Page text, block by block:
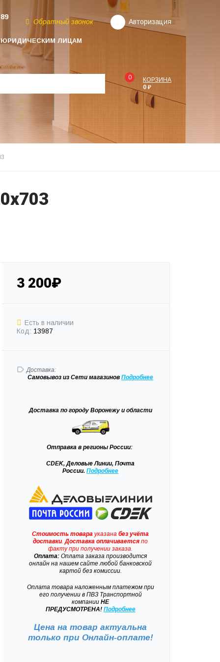
ЮРИДИЧЕСКИМ ЛИЦАМ
Обратный звонок Авторизация
0
КОРЗИНА
0 ₽
3 200₽
Есть в наличии
Код: 13987
Доставка:
Самовывозиз Сети магазиновПодробнее
Доставкапо городу Воронежу и области
Отправка в регионы России:
CDEK, Деловые Линии, Почта
России.Подробнее
Стоимость товара указанабез учёта
доставки .Доставка оплачивается по
факту при получении заказа.
Оплата: Оплата заказа производится
онлайн на нашем сайте любой банковской
картой без комиссии.
Оплата товара наложенным платежом при
его получении в ПВЗ Транспортной
компании НЕ
ПРЕДУСМОТРЕНА! Подробнее
Цена на товар актуальна
только при Онлайн-оплате!